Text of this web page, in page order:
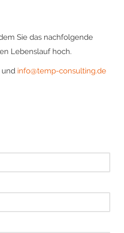
Sie das nachfolgende
Lebenslauf hoch.
und info@temp-consulting.de